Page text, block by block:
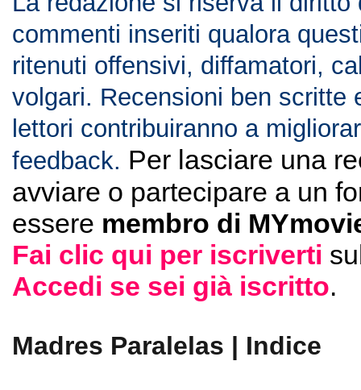
commenti inseriti qualora
ritenuti offensivi, diffamatori,
volgari. Recensioni ben scritte
lettori contribuiranno a
feedback. Per lasciare una
avviare o partecipare a un
essere membro di
Fai clic qui per iscriverti
Accedi se sei già iscritto.
Madres Paralelas | Indice